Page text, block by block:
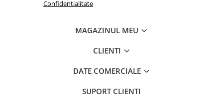
Confidentialitate
MAGAZINUL MEU
CLIENTI
DATE COMERCIALE
SUPORT CLIENTI